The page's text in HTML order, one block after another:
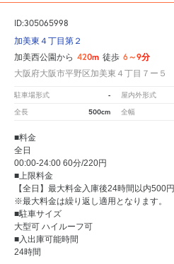
ID:305065998
加美東４丁目第２
加美西公園から 420m 徒歩 6～9分
大阪府大阪市平野区加美東４丁目７ー５
駐車場形式 - 屋内外形式
全長 500cm 全幅
■料金
全日
00:00-24:00 60分/220円
■上限料金
【全日】最大料金入庫後24時間以内500円
※最大料金は繰り返し適用となります。
■駐車サイズ
大型可 ハイルーフ可
■入出庫可能時間
24時間